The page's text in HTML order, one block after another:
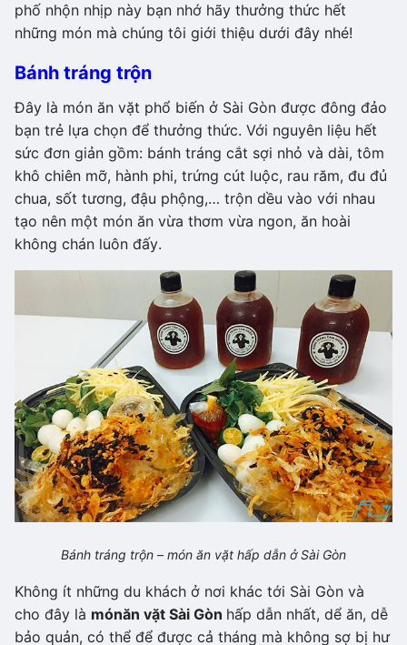
phố nhộn nhịp này bạn nhớ hãy thưởng thức hết
những món mà chúng tôi giới thiệu dưới đây nhé!
Bánh tráng trộn
Đây là món ăn vặt phổ biến ở Sài Gòn được đông đảo
bạn trẻ lựa chọn để thưởng thức. Với nguyên liệu hết
sức đơn giản gồm: bánh tráng cắt sợi nhỏ và dài, tôm
khô chiên mỡ, hành phi, trứng cút luộc, rau răm, đu đủ
chua, sốt tương, đậu phộng,… trộn dều vào với nhau
tạo nên một món ăn vừa thơm vừa ngon, ăn hoài
không chán luôn đấy.
Bánh tráng trộn – món ăn vặt hấp dẫn ở Sài Gòn
Không ít những du khách ở nơi khác tới Sài Gòn và
cho đây là mónăn vặt Sài Gòn hấp dẫn nhất, dể ăn, dễ
bảo quản, có thể để được cả tháng mà không sợ bị hư